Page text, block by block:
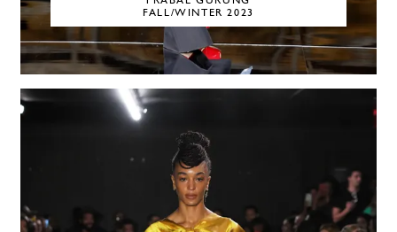
FALL/WINTER 2023